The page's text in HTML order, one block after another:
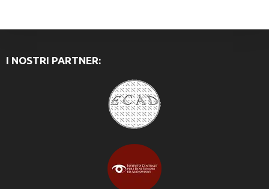
I NOSTRI PARTNER: